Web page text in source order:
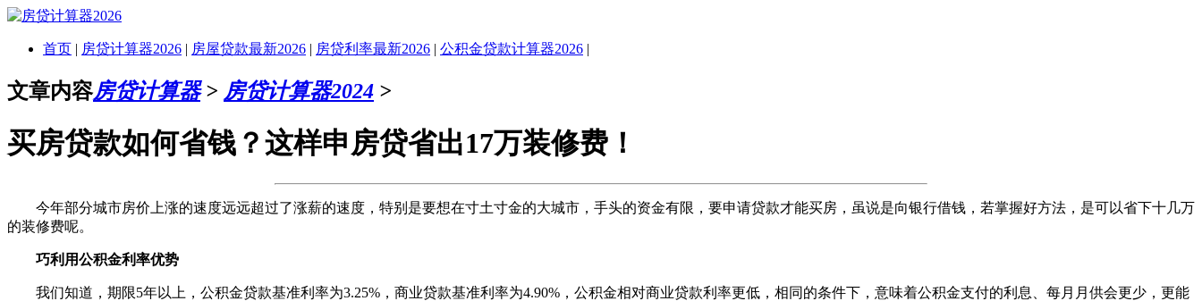
首页 | 房贷计算器2026 | 房屋贷款最新2026 | 房贷利率最新2026 | 公积金贷款计算器2026 |
文章内容房贷计算器> 房贷计算器2024 >
买房贷款如何省钱？这样申房贷省出17万装修费！
今年部分城市房价上涨的速度远远超过了涨薪的速度，特别是要想在寸土寸金的大城市，手头的资金有限，要申请贷款才能买房，虽说是向银行借钱，若掌握好方法，是可以省下十几万
的装修费呢。
巧利用公积金利率优势
我们知道，期限5年以上，公积金贷款基准利率为3.25%，商业贷款基准利率为4.90%，公积金相对商业贷款利率更低，相同的条件下，意味着公积金支付的利息、每月月供会更少，更能